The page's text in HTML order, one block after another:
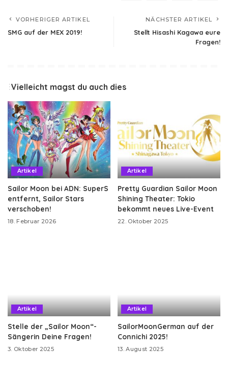
VORHERIGER ARTIKEL
SMG auf der MEX 2019!
NÄCHSTER ARTIKEL
Stellt Hisashi Kagawa eure
Fragen!
Vielleicht magst du auch dies
Artikel
Sailor Moon bei ADN: SuperS
entfernt, Sailor Stars
verschoben!
18. Februar 2026
Artikel
Pretty Guardian Sailor Moon
Shining Theater: Tokio
bekommt neues Live-Event
22. Oktober 2025
Artikel
Stelle der „Sailor Moon“-
Sängerin Deine Fragen!
3. Oktober 2025
Artikel
SailorMoonGerman auf der
Connichi 2025!
13. August 2025